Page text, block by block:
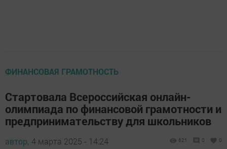
ФИНАНСОВАЯ ГРАМОТНОСТЬ
Стартовала Всероссийская онлайн-
олимпиада по финансовой грамотности и
предпринимательству для школьников
автор, 4 марта 2025 - 14:24 621 0 0